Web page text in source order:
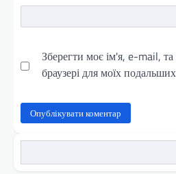
Зберегти моє ім'я, e-mail,
браузері для моїх